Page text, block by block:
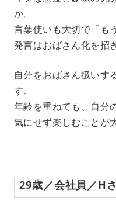
か。
言葉使いも大切で「も
発言はおばさん化を招
自分をおばさん扱いす
す。
年齢を重ねても、自分
気にせず楽しむことが
29歳／会社員／H